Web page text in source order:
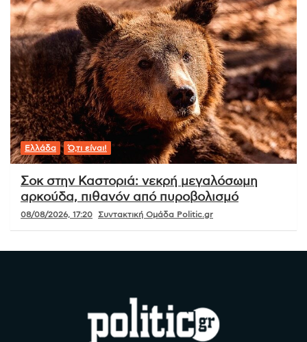
Ελλάδα Ό,τι είναι!
Σοκ στην Καστοριά: νεκρή μεγαλόσωμη
αρκούδα, πιθανόν από πυροβολισμό
08/08/2026, 17:20 Συντακτική Ομάδα Politic.gr